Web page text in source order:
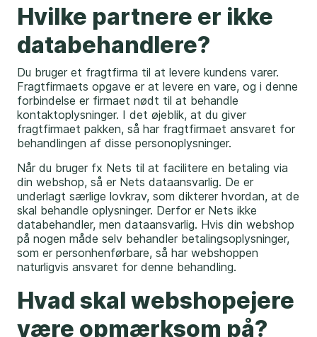
Hvilke partnere er ikke
databehandlere?
Du bruger et fragtfirma til at levere kundens varer.
Fragtfirmaets opgave er at levere en vare, og i denne
forbindelse er firmaet nødt til at behandle
kontaktoplysninger. I det øjeblik, at du giver
fragtfirmaet pakken, så har fragtfirmaet ansvaret for
behandlingen af disse personoplysninger.
Når du bruger fx Nets til at facilitere en betaling via
din webshop, så er Nets dataansvarlig. De er
underlagt særlige lovkrav, som dikterer hvordan, at de
skal behandle oplysninger. Derfor er Nets ikke
databehandler, men dataansvarlig. Hvis din webshop
på nogen måde selv behandler betalingsoplysninger,
som er personhenførbare, så har webshoppen
naturligvis ansvaret for denne behandling.
Hvad skal webshopejere
være opmærksom på?